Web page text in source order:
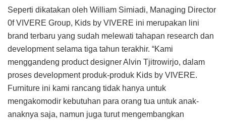
Seperti dikatakan oleh William Simiadi, Managing Director
0f VIVERE Group, Kids by VIVERE ini merupakan lini
brand terbaru yang sudah melewati tahapan research dan
development selama tiga tahun terakhir. “Kami
menggandeng product designer Alvin Tjitrowirjo, dalam
proses development produk-produk Kids by VIVERE.
Furniture ini kami rancang tidak hanya untuk
mengakomodir kebutuhan para orang tua untuk anak-
anaknya saja, namun juga turut mengembangkan